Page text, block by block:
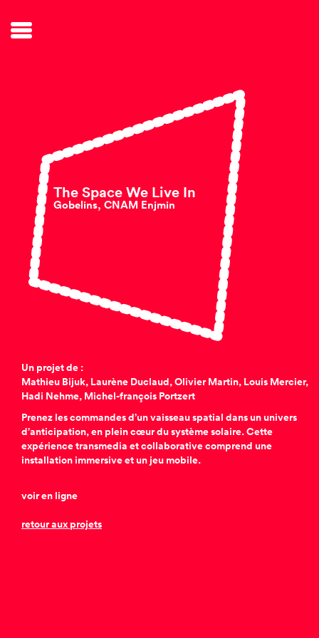
The Space We Live In
Gobelins, CNAM Enjmin
Un projet de :
Mathieu Bijuk, Laurène Duclaud, Olivier Martin, Louis Mercier,
Hadi Nehme, Michel-françois Portzert
Prenez les commandes d’un vaisseau spatial dans un univers
d’anticipation, en plein cœur du système solaire. Cette
expérience transmedia et collaborative comprend une
installation immersive et un jeu mobile.
voir en ligne
retour aux projets